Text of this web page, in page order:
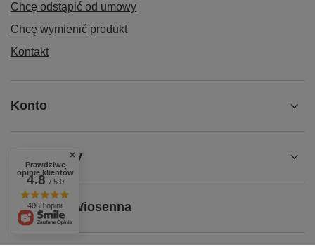
Chcę odstąpić od umowy
Chcę wymienić produkt
Kontakt
Konto
Regulaminy
Promocja Wiosenna
Prawdziwe
opinie klientów
4.8/ 5.0
4063 opinii